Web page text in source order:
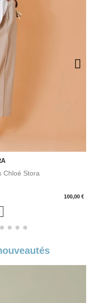
Chloé Stora
100,00 €